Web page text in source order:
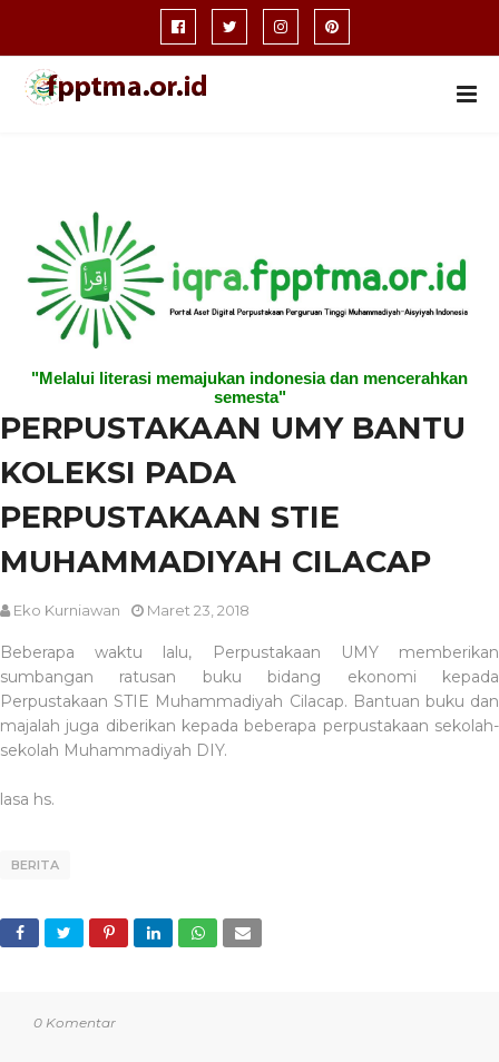
"Melalui literasi memajukan indonesia dan mencerahkan
semesta"
PERPUSTAKAAN UMY BANTU
KOLEKSI PADA
PERPUSTAKAAN STIE
MUHAMMADIYAH CILACAP
Eko Kurniawan Maret 23, 2018
Beberapa waktu lalu, Perpustakaan UMY memberikan
sumbangan ratusan buku bidang ekonomi kepada
Perpustakaan STIE Muhammadiyah Cilacap. Bantuan buku dan
majalah juga diberikan kepada beberapa perpustakaan sekolah-
sekolah Muhammadiyah DIY.
lasa hs.
BERITA
0 Komentar